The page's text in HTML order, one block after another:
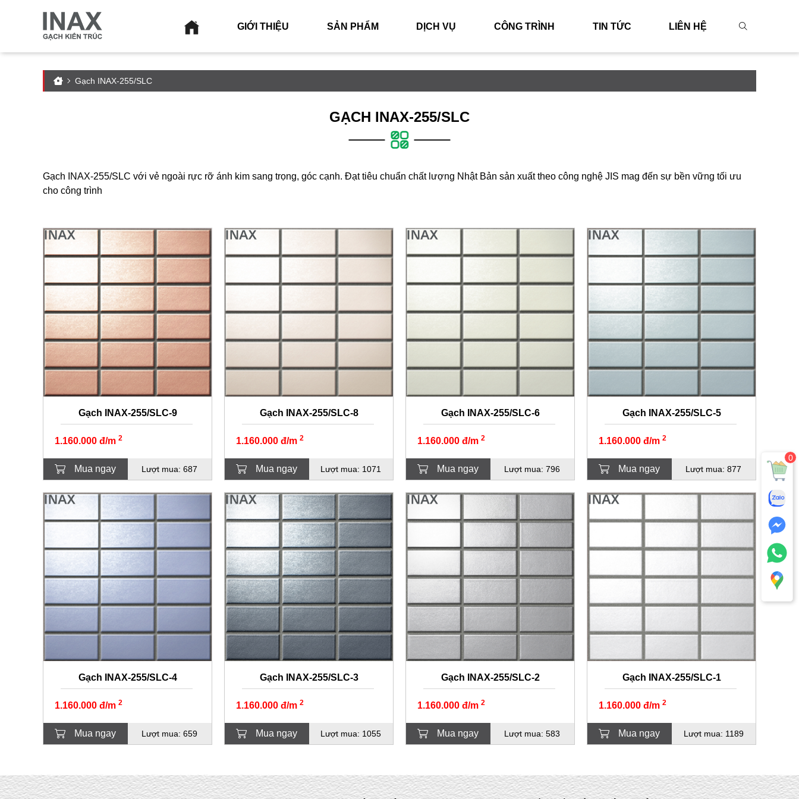
GIỚI THIỆU SẢN PHẨM DỊCH VỤ CÔNG TRÌNH TIN TỨC LIÊN HỆ
Gạch INAX-255/SLC
GẠCH INAX-255/SLC
Gạch INAX-255/SLC với vẻ ngoài rực rỡ ánh kim sang trọng, góc cạnh. Đạt tiêu chuẩn chất lượng Nhật Bản sản xuất theo công nghệ JIS mag đến sự bền vững tối ưu
cho công trình
Gạch INAX-255/SLC-9
1.160.000 đ/m 2
Mua ngay Lượt mua: 687
Gạch INAX-255/SLC-8
1.160.000 đ/m 2
Mua ngay Lượt mua: 1071
Gạch INAX-255/SLC-6
1.160.000 đ/m 2
Mua ngay Lượt mua: 796
Gạch INAX-255/SLC-5
1.160.000 đ/m 2
Mua ngay Lượt mua: 877
Gạch INAX-255/SLC-4
1.160.000 đ/m 2
Mua ngay Lượt mua: 659
Gạch INAX-255/SLC-3
1.160.000 đ/m 2
Mua ngay Lượt mua: 1055
Gạch INAX-255/SLC-2
1.160.000 đ/m 2
Mua ngay Lượt mua: 583
Gạch INAX-255/SLC-1
1.160.000 đ/m 2
Mua ngay Lượt mua: 1189
0